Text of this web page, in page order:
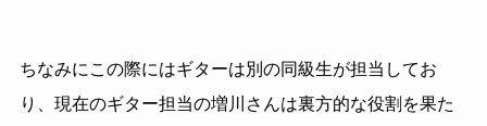
ちなみにこの際にはギターは別の同級生が担当してお
り、現在のギター担当の増川さんは裏方的な役割を果た